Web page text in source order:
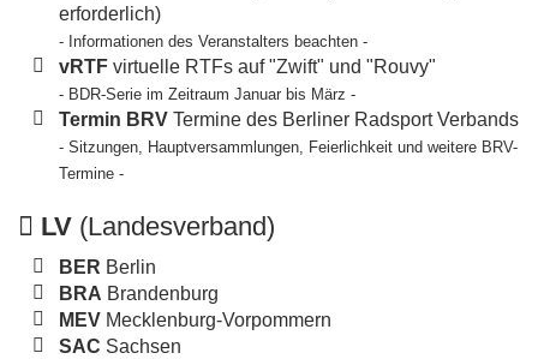
erforderlich)
- Informationen des Veranstalters beachten -
vRTF virtuelle RTFs auf "Zwift" und "Rouvy"
- BDR-Serie im Zeitraum Januar bis März -
Termin BRV Termine des Berliner Radsport Verbands
- Sitzungen, Hauptversammlungen, Feierlichkeit und weitere BRV-
Termine -
LV (Landesverband)
BER Berlin
BRA Brandenburg
MEV Mecklenburg-Vorpommern
SAC Sachsen